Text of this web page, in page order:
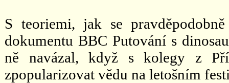
S teoriemi, jak se
dokumentu BBC Putování s
ně navázal, když s kolegy z
zpopularizovat vědu na letošním